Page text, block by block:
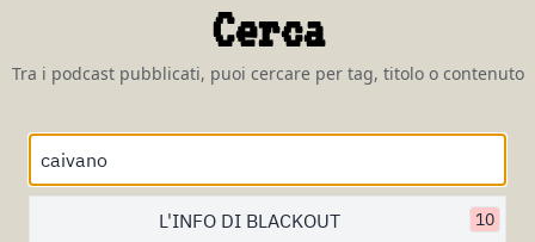
Cerca
Tra i podcast pubblicati, puoi cercare per tag, titolo o contenuto
L'INFO DI BLACKOUT 10